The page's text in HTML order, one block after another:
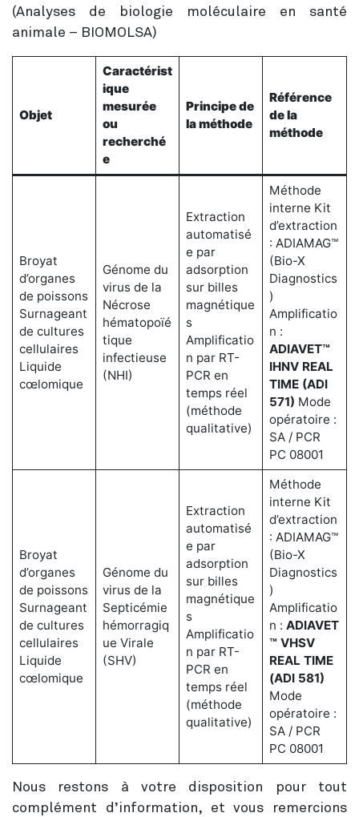
(Analyses de biologie moléculaire en santé
animale – BIOMOLSA)
Objet
Caractérist
ique
mesurée
ou
recherché
e
Principe de
la méthode
Référence
de la
méthode
Broyat
d’organes
de poissons
Surnageant
de cultures
cellulaires
Liquide
cœlomique
Génome du
virus de la
Nécrose
hématopoïé
tique
infectieuse
(NHI)
Extraction
automatisé
e par
adsorption
sur billes
magnétique
s
Amplificatio
n par RT-
PCR en
temps réel
(méthode
qualitative)
Méthode
interne Kit
d’extraction
: ADIAMAG™
(Bio-X
Diagnostics
)
Amplificatio
n :
ADIAVET™
IHNV REAL
TIME (ADI
571) Mode
opératoire :
SA / PCR
PC 08001
Broyat
d’organes
de poissons
Surnageant
de cultures
cellulaires
Liquide
cœlomique
Génome du
virus de la
Septicémie
hémorragiq
ue Virale
(SHV)
Extraction
automatisé
e par
adsorption
sur billes
magnétique
s
Amplificatio
n par RT-
PCR en
temps réel
(méthode
qualitative)
Méthode
interne Kit
d’extraction
: ADIAMAG™
(Bio-X
Diagnostics
)
Amplificatio
n : ADIAVET
™ VHSV
REAL TIME
(ADI 581)
Mode
opératoire :
SA / PCR
PC 08001
Nous restons à votre disposition pour tout
complément d’information, et vous remercions